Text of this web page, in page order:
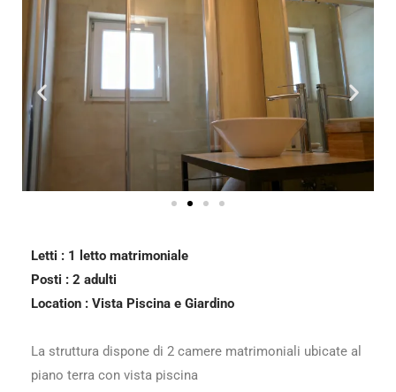
Letti : 1 letto matrimoniale
Posti : 2 adulti
Location : Vista Piscina e Giardino
La struttura dispone di 2 camere matrimoniali ubicate al
piano terra con vista piscina